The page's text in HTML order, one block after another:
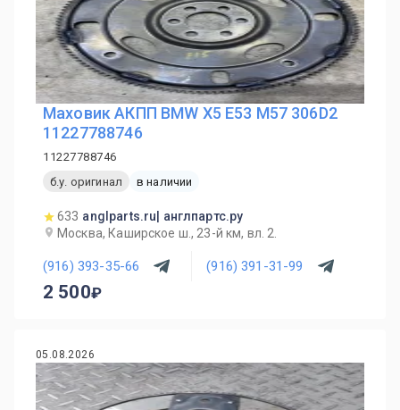
Маховик АКПП BMW X5 E53 M57 306D2
11227788746
11227788746
б.у. оригинал
в наличии
633 anglparts.ru| англпартс.ру
Москва, Каширское ш., 23-й км, вл. 2.
(916) 393-35-66 (916) 391-31-99
2 500
05.08.2026